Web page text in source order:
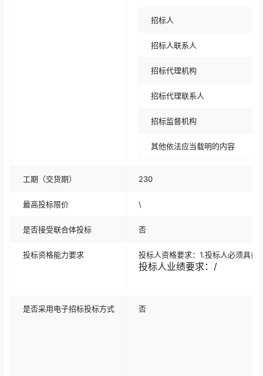
招标人
招标人联系人
招标代理机构
招标代理联系人
招标监督机构
其他依法应当载明的内容
工期（交货期） 230
最高投标限价 \
是否接受联合体投标 否
投标资格能力要求 投标人资格要求：1.投标人必须具
投标人业绩要求：/
是否采用电子招标投标方式 否